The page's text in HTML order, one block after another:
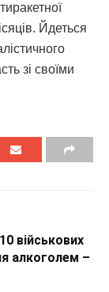
Йдеться
зі своїми
військових
алкоголем –